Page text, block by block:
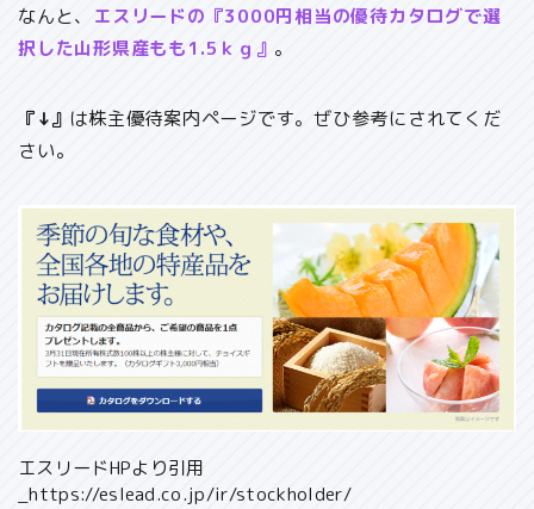
なんと、 エスリードの『3000円相当の優待カタログで選
択した山形県産もも1.5ｋｇ』 。
『↓』 は株主優待案内ページです。ぜひ参考にされてくだ
さい。
エスリードHPより引用
_https://eslead.co.jp/ir/stockholder/